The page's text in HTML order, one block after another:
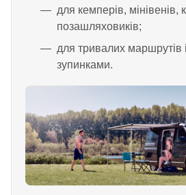
для кемперів, мінівенів,
позашляховиків;
для тривалих маршрутів
зупинками.